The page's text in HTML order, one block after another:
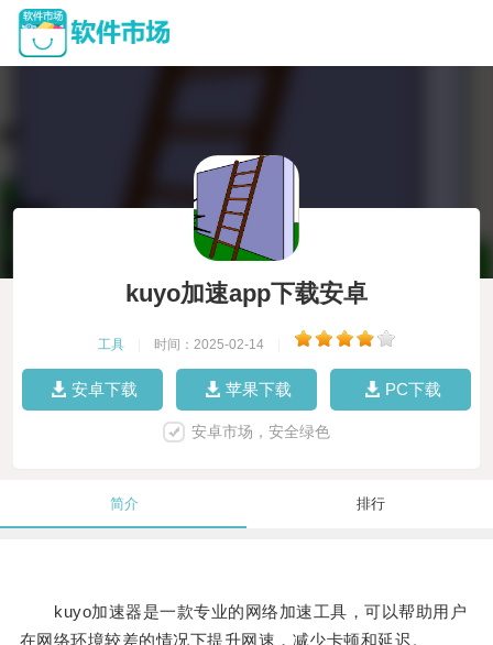
kuyo加速app下载安卓
工具 时间：2025-02-14
安卓下载 苹果下载 PC下载
安卓市场，安全绿色
简介 排行
kuyo加速器是一款专业的网络加速工具，可以帮助用户
在网络环境较差的情况下提升网速，减少卡顿和延迟。